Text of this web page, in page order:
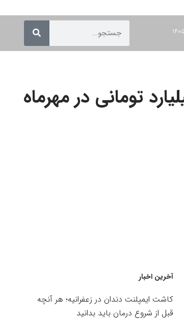
آخرین اخبار
کاشت ایمپلنت دندان در زعفرانیه؛ هر آنچه
قبل از شروع درمان باید بدانید